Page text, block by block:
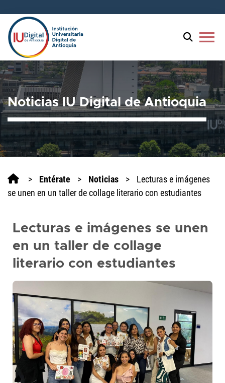
menu
Noticias IU Digital de Antioquia
> Entérate > Noticias >
Lecturas e imágenes
se unen en un taller de collage literario con estudiantes
Lecturas e imágenes se unen
en un taller de collage
literario con estudiantes